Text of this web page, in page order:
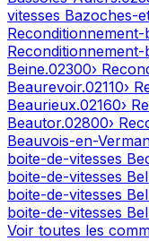
vitesses Bazoches-
Beine.02300›
Beaurevoir.02110›
Beaurieux.02160›
Beautor.02800›
Beauvois-en-
boite-de-vitesses
boite-de-vitesses
boite-de-vitesses
boite-de-vitesses
Voir toutes les